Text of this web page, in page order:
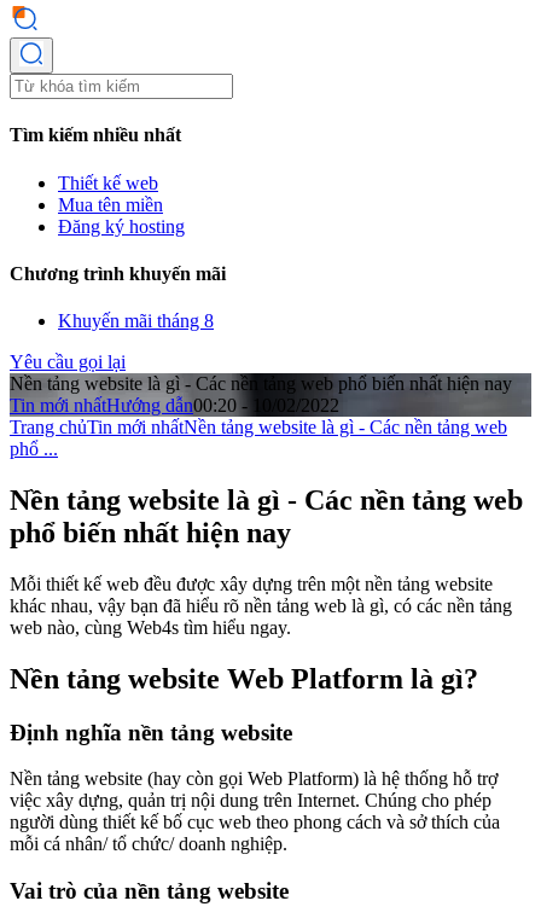
Tìm kiếm nhiều nhất
Thiết kế web
Mua tên miền
Đăng ký hosting
Chương trình khuyến mãi
Khuyến mãi tháng 8
Yêu cầu gọi lại
Nền tảng website là gì - Các nền tảng web phổ biến nhất hiện nay
Tin mới nhấtHướng dẫn00:20 - 10/02/2022
Trang chủTin mới nhấtNền tảng website là gì - Các nền tảng web
phổ ...
Nền tảng website là gì - Các nền tảng web
phổ biến nhất hiện nay
Mỗi thiết kế web đều được xây dựng trên một nền tảng website
khác nhau, vậy bạn đã hiểu rõ nền tảng web là gì, có các nền tảng
web nào, cùng Web4s tìm hiểu ngay.
Nền tảng website Web Platform là gì?
Định nghĩa nền tảng website
Nền tảng website (hay còn gọi Web Platform) là hệ thống hỗ trợ
việc xây dựng, quản trị nội dung trên Internet. Chúng cho phép
người dùng thiết kế bố cục web theo phong cách và sở thích của
mỗi cá nhân/ tổ chức/ doanh nghiệp.
Vai trò của nền tảng website